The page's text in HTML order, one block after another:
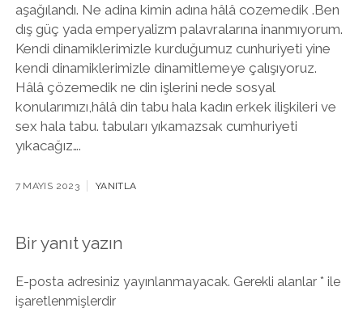
aşağılandı. Ne adina kimin adına hâlâ cozemedik .Ben
dış güç yada emperyalizm palavralarına inanmıyorum.
Kendi dinamiklerimizle kurduğumuz cunhuriyeti yine
kendi dinamiklerimizle dinamitlemeye çalışıyoruz.
Hâlâ çözemedik ne din işlerini nede sosyal
konularımızı,hâlâ din tabu hala kadın erkek ilişkileri ve
sex hala tabu. tabuları yıkamazsak cumhuriyeti
yıkacağız….
7 MAYIS 2023 YANITLA
Bir yanıt yazın
E-posta adresiniz yayınlanmayacak. Gerekli alanlar * ile
işaretlenmişlerdir